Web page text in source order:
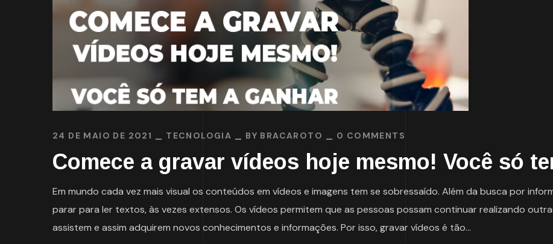
24 DE MAIO DE 2021 TECNOLOGIA BY BRACAROTO 0 COMMENTS
Comece a gravar vídeos hoje mesmo! Você só
Em mundo cada vez mais visual os conteúdos em vídeos e imagens tem se sobressaído. Além da busca por
parar para ler textos, às vezes extensos. Os vídeos permitem que as pessoas possam continuar realizando
assistem e assim adquirem novos conhecimentos e informações. Por isso, gravar vídeos é tão...